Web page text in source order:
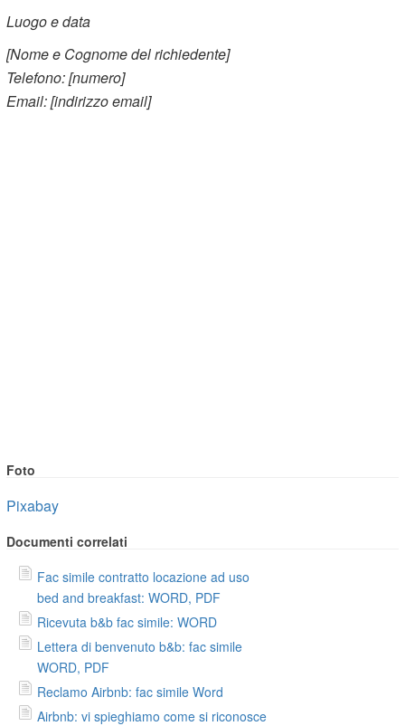
Luogo e data
[Nome e Cognome del richiedente]
Telefono: [numero]
Email: [indirizzo email]
Foto
Pixabay
Documenti correlati
Fac simile contratto locazione ad uso
bed and breakfast: WORD, PDF
Ricevuta b&b fac simile: WORD
Lettera di benvenuto b&b: fac simile
WORD, PDF
Reclamo Airbnb: fac simile Word
Airbnb: vi spieghiamo come si riconosce